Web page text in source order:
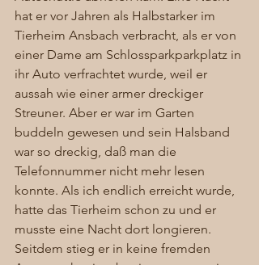
hat er vor Jahren als Halbstarker im
Tierheim Ansbach verbracht, als er von
einer Dame am Schlossparkparkplatz in
ihr Auto verfrachtet wurde, weil er
aussah wie einer armer dreckiger
Streuner. Aber er war im Garten
buddeln gewesen und sein Halsband
war so dreckig, daß man die
Telefonnummer nicht mehr lesen
konnte. Als ich endlich erreicht wurde,
hatte das Tierheim schon zu und er
musste eine Nacht dort longieren.
Seitdem stieg er in keine fremden